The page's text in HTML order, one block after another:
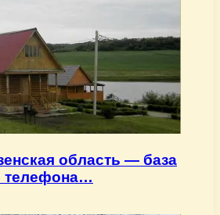
область — база
телефона…